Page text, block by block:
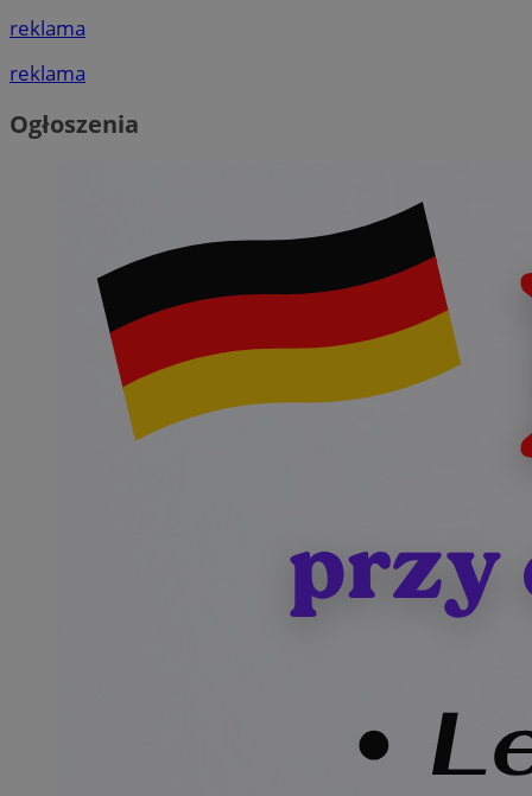
reklama
reklama
Ogłoszenia